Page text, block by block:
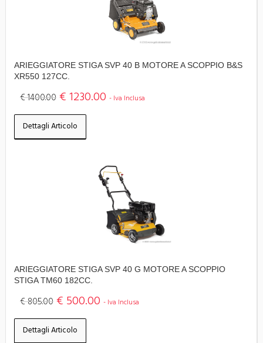
ARIEGGIATORE STIGA SVP 40 B MOTORE A SCOPPIO B&S
XR550 127CC.
€ 1400.00 € 1230.00 - Iva Inclusa
Dettagli Articolo
ARIEGGIATORE STIGA SVP 40 G MOTORE A SCOPPIO
STIGA TM60 182CC.
€ 805.00 € 500.00 - Iva Inclusa
Dettagli Articolo